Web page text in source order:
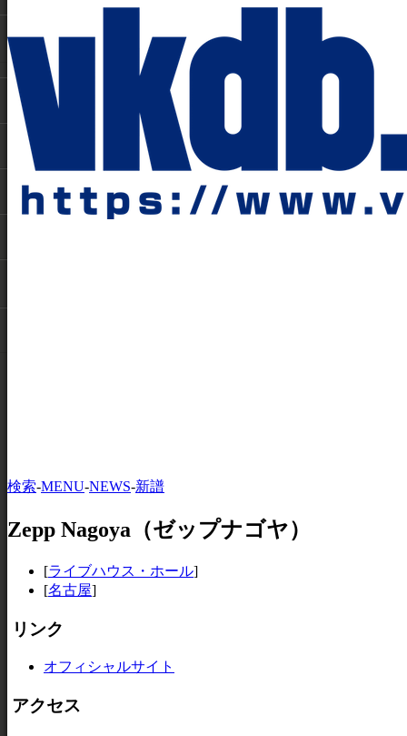
検索-MENU-NEWS-新譜
Zepp Nagoya（ゼップナゴヤ）
[ライブハウス・ホール]
[名古屋]
リンク
オフィシャルサイト
アクセス